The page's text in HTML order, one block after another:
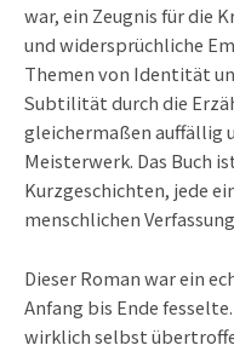
war, ein Zeugnis für die
und widersprüchliche
Themen von Identität
Subtilität durch die
gleichermaßen auffällig
Meisterwerk. Das Buch
Kurzgeschichten, jede
menschlichen
Dieser Roman war ein
Anfang bis Ende
wirklich selbst